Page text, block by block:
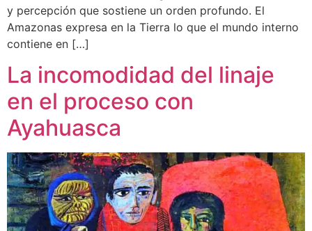
y percepción que sostiene un orden profundo. El
Amazonas expresa en la Tierra lo que el mundo interno
contiene en […]
La incomodidad del linaje
en el proceso con
Ayahuasca